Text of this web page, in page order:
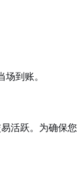
到账。
活跃。为确保